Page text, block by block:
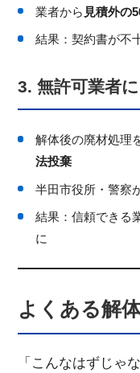
業者から 見積外の
結果：契約書が不
3. 無許可業者
解体後の廃材処理
法投棄
半田市役所・警察
結果：信頼できる
に
よくある解
「こんなはずじゃ